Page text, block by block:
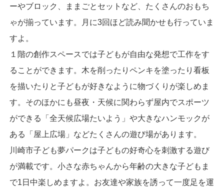
ーやブロック、ままごとセットなど、たくさんのおもち
ゃが揃っています。月に3回ほど読み聞かせも行っていま
すよ。
１階の創作スペースでは子どもが自由な発想で工作をす
ることができます。木を削ったりペンキを塗ったり看板
を描いたりと子どもが好きなように物づくりが楽しめま
す。そのほかにも昼夜・天候に関わらず屋内でスポーツ
ができる「全天候広場たいよう」や大きなハンモックが
ある「屋上広場」などたくさんの遊び場があります。
川崎市子ども夢パークは子どもの好奇心を刺激する遊び
が満載です。小さな赤ちゃんから年齢の大きな子どもま
で1日中楽しめますよ。お友達や家族を誘って一度足を運